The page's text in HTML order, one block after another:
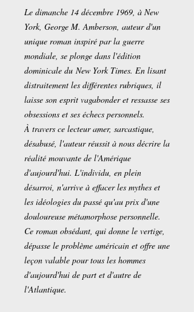
Le dimanche 14 décembre 1969, à New
York, George M. Amberson, auteur d'un
unique roman inspiré par la guerre
mondiale, se plonge dans l'édition
dominicale du New York Times. En lisant
distraitement les différentes rubriques, il
laisse son esprit vagabonder et ressasse ses
obsessions et ses échecs personnels.
À travers ce lecteur amer, sarcastique,
désabusé, l'auteur réussit à nous décrire la
réalité mouvante de l'Amérique
d'aujourd'hui. L'individu, en plein
désarroi, n'arrive à effacer les mythes et
les idéologies du passé qu'au prix d'une
douloureuse métamorphose personnelle.
Ce roman obsédant, qui donne le vertige,
dépasse le problème américain et offre une
leçon valable pour tous les hommes
d'aujourd'hui de part et d'autre de
l'Atlantique.